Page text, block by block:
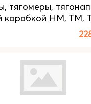
тягомеры,
коробкой НМ, ТМ,